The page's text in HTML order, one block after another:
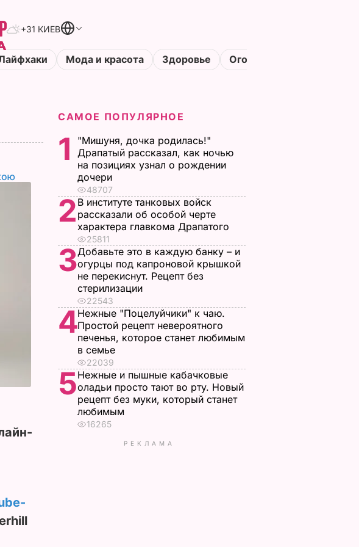
+31 КИЕВ
Мода и красота Здоровье Огороды
САМОЕ ПОПУЛЯРНОЕ
1
"Мишуня, дочка родилась!"
Драпатый рассказал, как ночью
на позициях узнал о рождении
дочери
48707
2 В институте танковых войск
рассказали об особой черте
характера главкома Драпатого
25811
3Добавьте это в каждую банку – и
огурцы под капроновой крышкой
не перекиснут. Рецепт без
стерилизации
22543
4Нежные "Поцелуйчики" к чаю.
Простой рецепт невероятного
печенья, которое станет любимым
в семье
22039
5Нежные и пышные кабачковые
оладьи просто тают во рту. Новый
рецепт без муки, который станет
любимым
16265
РЕКЛАМА